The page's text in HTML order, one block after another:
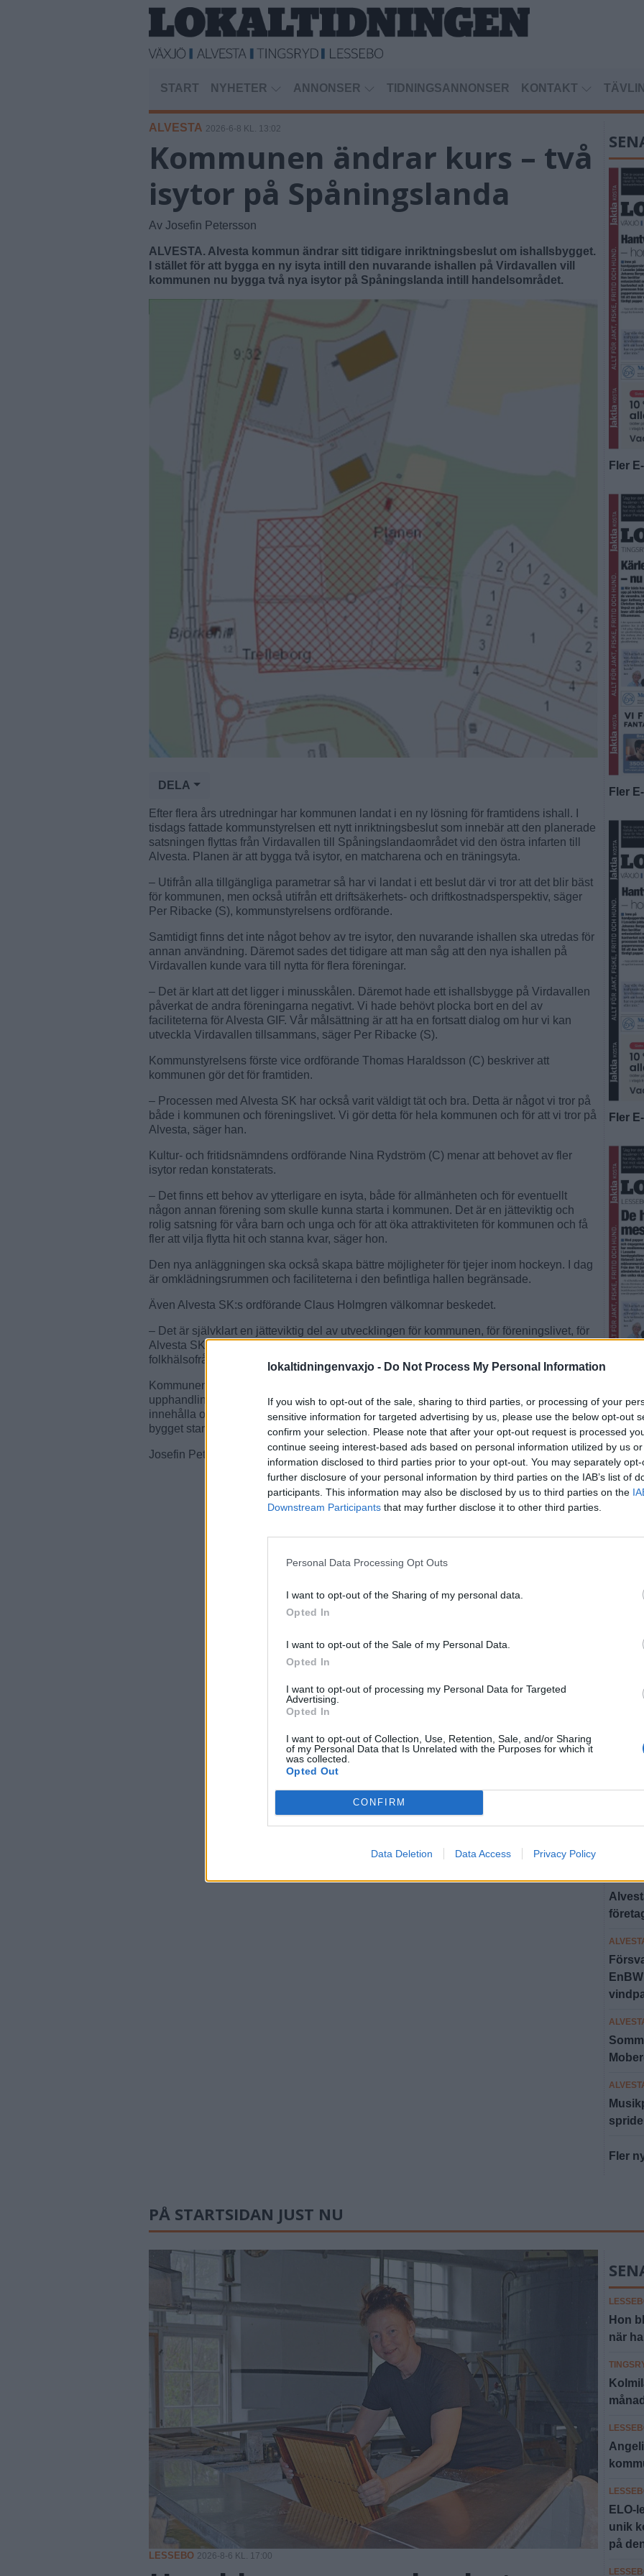
lokaltidningenvaxjo - Do Not Process My Personal Information
If you wish to opt-out of the sale, sharing to third parties, or processing of your
sensitive information for targeted advertising by us, please use the below opt-out
confirm your selection. Please note that after your opt-out request is processed
continue seeing interest-based ads based on personal information utilized by us
information disclosed to third parties prior to your opt-out. You may separately
further disclosure of your personal information by third parties on the IAB’s list of
participants. This information may also be disclosed by us to third parties on the
Downstream Participants that may further disclose it to other third parties.
Personal Data Processing Opt Outs
I want to opt-out of the Sharing of my personal data.
Opted In
I want to opt-out of the Sale of my Personal Data.
Opted In
I want to opt-out of processing my Personal Data for Targeted
Advertising.
Opted In
I want to opt-out of Collection, Use, Retention, Sale, and/or Sharing
of my Personal Data that Is Unrelated with the Purposes for which it
was collected.
Opted Out
CONFIRM
Data Deletion Data Access Privacy Policy
START NYHETER ANNONSER TIDNINGSANNONSER KONTAKT
ALVESTA 2026-6-8 KL. 13:02
Kommunen ändrar kurs – två
isytor på Spåningslanda
Av Josefin Petersson
ALVESTA. Alvesta kommun ändrar sitt tidigare inriktningsbeslut om ishallsbygget.
I stället för att bygga en ny isyta intill den nuvarande ishallen på Virdavallen vill
kommunen nu bygga två nya isytor på Spåningslanda intill handelsområdet.
DELA
Efter flera års utredningar har kommunen landat i en ny lösning för framtidens ishall. I
tisdags fattade kommunstyrelsen ett nytt inriktningsbeslut som innebär att den planerade
satsningen flyttas från Virdavallen till Spåningslandaområdet vid den östra infarten till
Alvesta. Planen är att bygga två isytor, en matcharena och en träningsyta.
– Utifrån alla tillgängliga parametrar så har vi landat i ett beslut där vi tror att det blir bäst
för kommunen, men också utifrån ett driftsäkerhets- och driftkostnadsperspektiv, säger
Per Ribacke (S), kommunstyrelsens ordförande.
Samtidigt finns det inte något behov av tre isytor, den nuvarande ishallen ska utredas för
annan användning. Däremot sades det tidigare att man såg att den nya ishallen på
Virdavallen kunde vara till nytta för flera föreningar.
– Det är klart att det ligger i minusskålen. Däremot hade ett ishallsbygge på Virdavallen
påverkat de andra föreningarna negativt. Vi hade behövt plocka bort en del av
faciliteterna för Alvesta GIF. Vår målsättning är att ha en fortsatt dialog om hur vi kan
utveckla Virdavallen tillsammans, säger Per Ribacke (S).
Kommunstyrelsens förste vice ordförande Thomas Haraldsson (C) beskriver att
kommunen gör det för framtiden.
– Processen med Alvesta SK har också varit väldigt tät och bra. Detta är något vi tror på
både i kommunen och föreningslivet. Vi gör detta för hela kommunen och för att vi tror på
Alvesta, säger han.
Kultur- och fritidsnämndens ordförande Nina Rydström (C) menar att behovet av fler
isytor redan konstaterats.
– Det finns ett behov av ytterligare en isyta, både för allmänheten och för eventuellt
någon annan förening som skulle kunna starta i kommunen. Det är en jätteviktig och
rolig satsning för våra barn och unga och för att öka attraktiviteten för kommunen och få
fler att vilja flytta hit och stanna kvar, säger hon.
Den nya anläggningen ska också skapa bättre möjligheter för tjejer inom hockeyn. I dag
är omklädningsrummen och faciliteterna i den befintliga hallen begränsade.
Även Alvesta SK:s ordförande Claus Holmgren välkomnar beskedet.
– Det är självklart en jätteviktig del av utvecklingen för kommunen, för föreningslivet, för
Alvesta SK och för ungdomar och alla som är aktiva i föreningslivet, det här är en
folkhälsofråga, säger han.
Kommunen räknar med att detaljplanearbetet kan ta omkring ett år. Parallellt ska en
upphandlingsfas påbörjas, med bland annat en beskrivning om vad den nya ishallen ska
innehålla och uppfylla för krav. Enligt Per Ribacke är den mest realistiska tidplanen att
bygget startar sensommaren 2027 och står klart i slutet av 2028 eller början av 2029.
Josefin Petersson
Fler
Fler
Fler
Fler
De
ALVESTA
Från
Från
till
Nu
Fler
PÅ STARTSIDAN JUST NU
LESSEBO 2026-8-6 KL. 17:00
Hon
när
ELO-
unik
på